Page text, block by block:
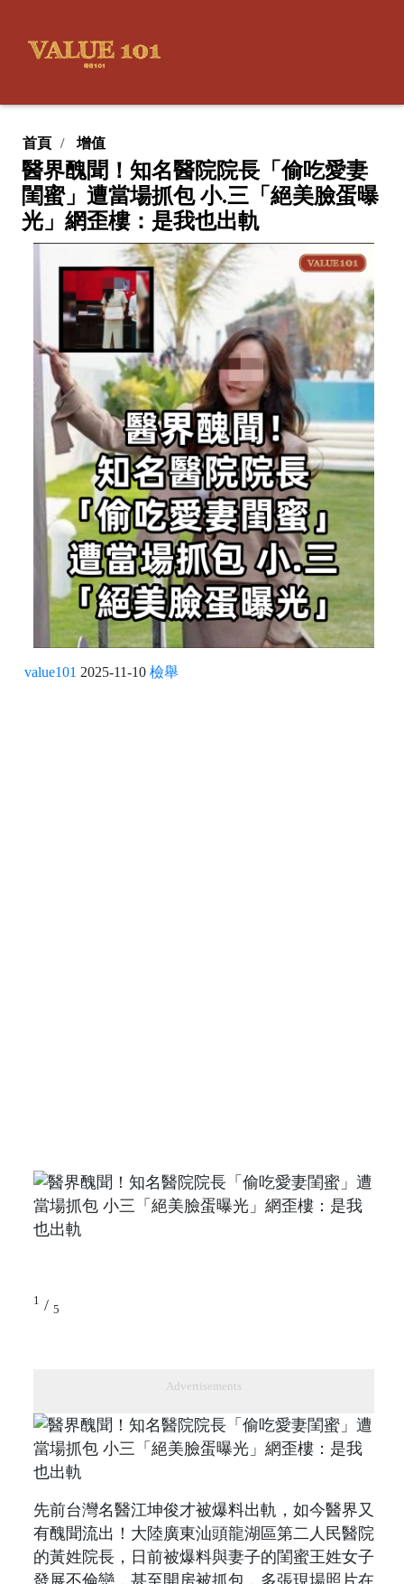
首頁 增值
醫界醜聞！知名醫院院長「偷吃愛妻
閨蜜」遭當場抓包 小.三「絕美臉蛋曝
光」網歪樓：是我也出軌
value101 2025-11-10 檢舉
1 / 5
Advertisements
先前台灣名醫江坤俊才被爆料出軌，如今醫界又
有醜聞流出！大陸廣東汕頭龍湖區第二人民醫院
的黃姓院長，日前被爆料與妻子的閨蜜王姓女子
發展不倫戀，甚至開房被抓包，多張現場照片在